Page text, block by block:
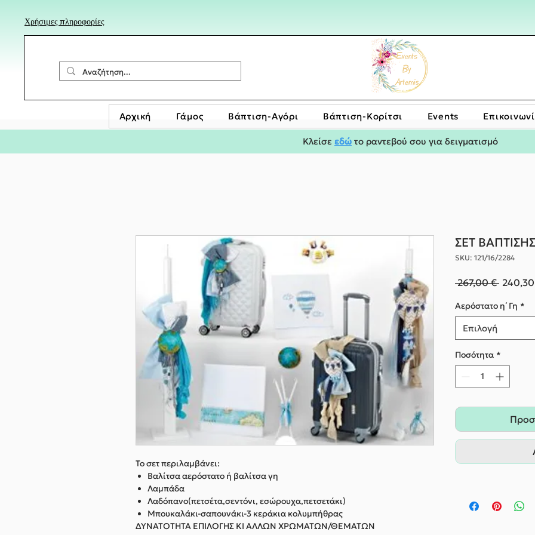
Χρήσιμες πληροφορίες
Αρχική Γάμος Βάπτιση-Αγόρι Bάπτιση-Κορίτσι Events
Κλείσε εδώ το ραντεβού σου για δειγματισμό
Το σετ περιλαμβάνει:
Βαλίτσα αερόστατο ή βαλίτσα γη
Λαμπάδα
Λαδόπανο(πετσέτα,σεντόνι, εσώρουχα,πετσετάκι)
Μπουκαλάκι-σαπουνάκι-3 κεράκια κολυμπήθρας
ΔΥΝΑΤΟΤΗΤΑ ΕΠΙΛΟΓΗΣ ΚΙ ΑΛΛΩΝ ΧΡΩΜΑΤΩΝ/ΘΕΜΑΤΩΝ
ΣΕΤ
SKU: 121/16/2284
267,00 €
Αερόστατο η΄ Γη *
Επιλογή
Ποσότητα *